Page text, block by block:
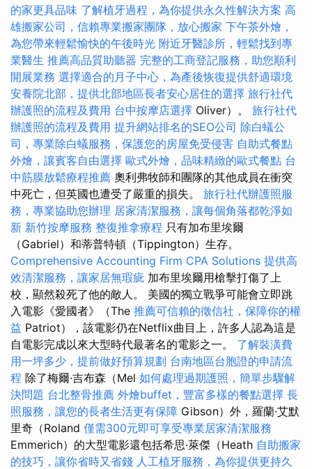
的家更具品味 了解植牙過程，為你提供永久性解決方案 高
雄搬家公司，信賴專業搬家團隊，放心搬家 下午茶外燴，
為您帶來輕鬆愉快的午後時光 附近牙醫診所，輕鬆找到專
業醫生 推薦高品質助聽器 完整的工商登記服務，助您順利
開展業務 選擇適合的月子中心，為產後恢復提供舒適環境
安養院北部，提供北部地區長者安心居住的選擇 旅行社代
辦護照的流程及費用 台中按摩店選擇 Oliver）。 旅行社代
辦護照的流程及費用 提升網站排名的SEO公司 除白蟻公
司，專業除白蟻服務，保護您的房屋免受侵害 自助式餐點
外燴，讓賓客自由選擇 歐式外燴，品味精緻的歐式餐點 台
中筋膜放鬆療程推薦 奧利弗牧師和團隊的其他成員在衝突
中死亡，但英國也遭受了嚴重的損失。 旅行社代辦護照服
務，專業協助您辦理 居家清潔服務，讓每個角落都乾淨如
新 新竹按摩服務 整復推拿療程 只有加布里埃爾
（Gabriel）和蒂普特頓（Tippington）生存。
Comprehensive Accounting Firm CPA Solutions 提供高
效清潔服務，讓家居無瑕疵 加布里埃爾用槍擊打傷了上
校，顯然殺死了他的敵人。 美國的獨立戰爭可能會立即跳
入電影《愛國者》（The 推薦可信賴的徵信社，保障你的權
益 Patriot），該電影仍在Netflix曲目上，許多人認為這是
自電影完成以來大型時代最著名的電影之一。 了解裝潢費
用一坪多少，提前做好預算規劃 台南地區台胞證的申請流
程 除了梅爾·吉布森（Mel 如何處理過期護照，簡單步驟解
決問題 台北整骨推薦 外燴buffet，豐富多樣的餐點選擇 長
照服務，讓您的長者生活更有保障 Gibson）外，羅蘭·艾默
里奇（Roland 僅需300元即可享受專業居家清潔服務
Emmerich）的大型電影還包括希思·萊傑（Heath 自助搬家
的技巧，讓你省時又省錢 人工植牙服務，為你提供更持久